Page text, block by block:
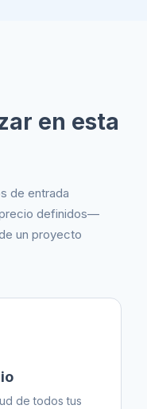
en esta
de entrada
definidos—
un proyecto
de todos tus